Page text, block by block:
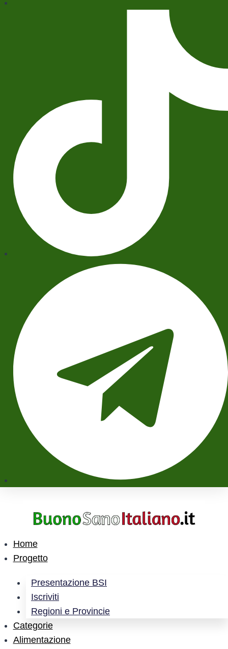
Home
Progetto
Presentazione BSI
Iscriviti
Regioni e Provincie
Categorie
Alimentazione